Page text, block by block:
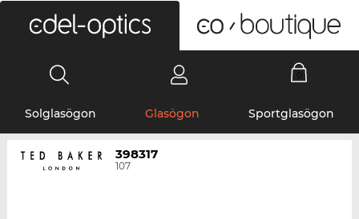
Solglasögon Glasögon Sportglasögon
398317
107